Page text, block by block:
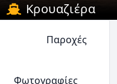
Κρουαζιέρα
Παροχές
Φωτογραφίες